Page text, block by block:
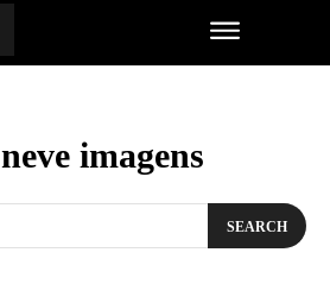
neve imagens
SEARCH